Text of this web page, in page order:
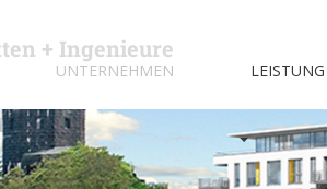
+ Ingenieure
UNTERNEHMEN LEISTUNG